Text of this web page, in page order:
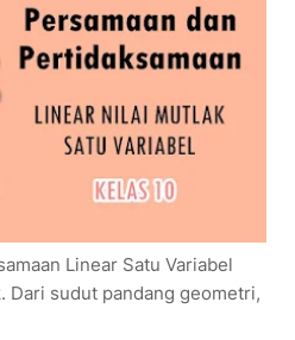
Linear Satu Variabel
Dari sudut pandang geometri,